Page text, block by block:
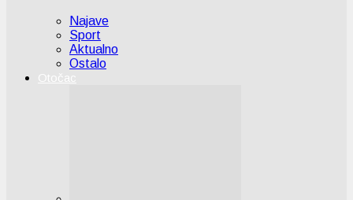
Najave
Sport
Aktualno
Ostalo
Otočac